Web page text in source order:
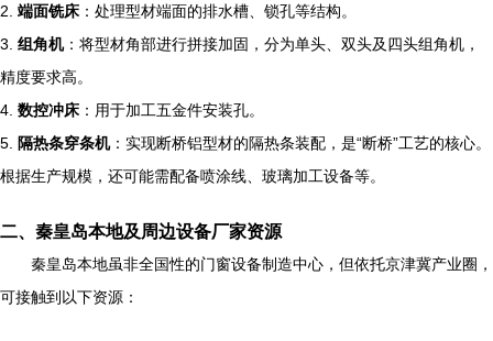
2. 端面铣床 ：处理型材端面的排水槽、锁孔等结构。
3. 组角机：将型材角部进行拼接加固，分为单头、双头及四头组角机，
精度要求高。
4. 数控冲床 ：用于加工五金件安装孔。
5.
隔热条穿条机：实现断桥铝型材的隔热条装配，是“断桥”工艺的核心。
根据生产规模，还可能需配备喷涂线、玻璃加工设备等。
二、秦皇岛本地及周边设备厂家资源
秦皇岛本地虽非全国性的门窗设备制造中心，但依托京津冀产业圈，
可接触到以下资源：